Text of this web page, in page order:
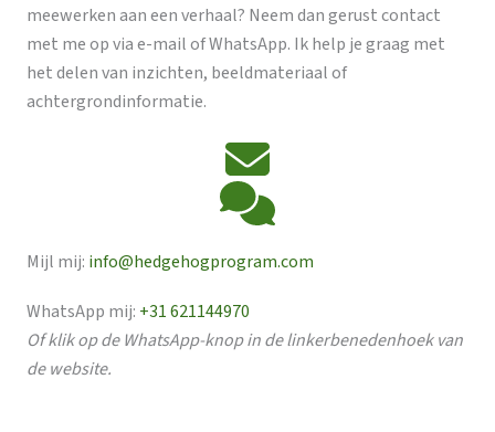
meewerken aan een verhaal? Neem dan gerust contact
met me op via e-mail of WhatsApp. Ik help je graag met
het delen van inzichten, beeldmateriaal of
achtergrondinformatie.
Mijl mij: info@hedgehogprogram.com
WhatsApp mij: +31 621144970
Of klik op de WhatsApp-knop in de linkerbenedenhoek van
de website.